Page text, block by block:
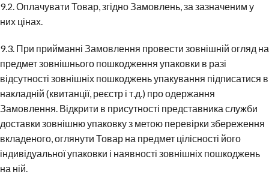
9.2. Оплачувати Товар, згідно Замовлень, за зазначеним у
них цінах.
9.3. При прийманні Замовлення провести зовнішній огляд на
предмет зовнішнього пошкодження упаковки в разі
відсутності зовнішніх пошкоджень упакування підписатися в
накладній (квитанції, реєстр і т.д.) про одержання
Замовлення. Відкрити в присутності представника служби
доставки зовнішню упаковку з метою перевірки збереження
вкладеного, оглянути Товар на предмет цілісності його
індивідуальної упаковки і наявності зовнішніх пошкоджень
на ній.